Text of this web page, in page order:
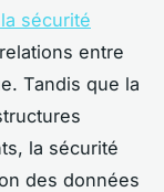
sécurité
entre
Tandis que la
la sécurité
des données